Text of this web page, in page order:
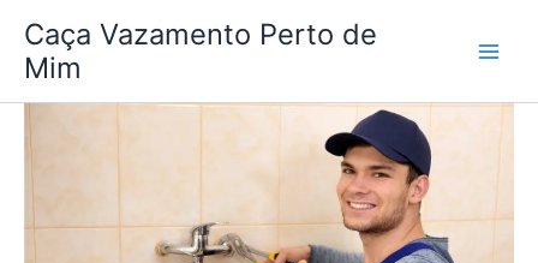
para
conteúdo
Caça Vazamento Perto de
Mim